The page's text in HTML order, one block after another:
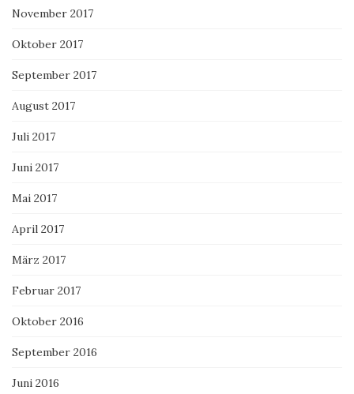
November 2017
Oktober 2017
September 2017
August 2017
Juli 2017
Juni 2017
Mai 2017
April 2017
März 2017
Februar 2017
Oktober 2016
September 2016
Juni 2016